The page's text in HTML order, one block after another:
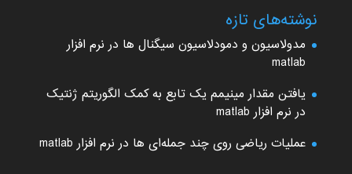
نوشته‌های تازه
مدولاسیون و دمودلاسیون سیگنال ها در نرم افزار
matlab
یافتن مقدار مینیمم یک تابع به کمک الگوریتم ژنتیک
در نرم افزار matlab
عملیات ریاضی روی چند جمله‌ای ها در نرم افزار matlab